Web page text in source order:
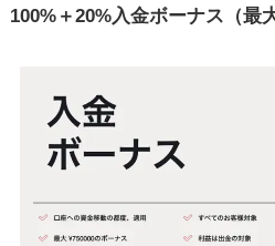
100%＋20%入金ボーナス（最